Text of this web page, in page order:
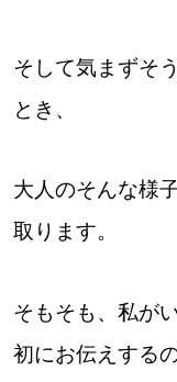
そして気まずそ
とき、
大人のそんな様
取ります。
そもそも、私が
初にお伝えする